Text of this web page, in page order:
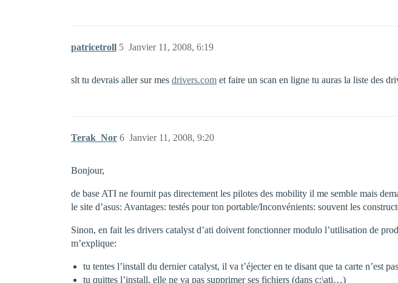
patricetroll Janvier 11, 2008, 6:19
5
slt tu devrais aller sur mes drivers.com et faire un scan en ligne tu auras la liste des
Terak_Nor Janvier 11, 2008, 9:20
6
Bonjour,
de base ATI ne fournit pas directement les pilotes des mobility il me semble mais
le site d’asus: Avantages: testés pour ton portable/Inconvénients: souvent les
Sinon, en fait les drivers catalyst d’ati doivent fonctionner modulo l’utilisation de
m’explique:
tu tentes l’install du dernier catalyst, il va t’éjecter en te disant que ta carte n’est
tu quittes l’install, elle ne va pas supprimer ses fichiers (dans c:\ati…)